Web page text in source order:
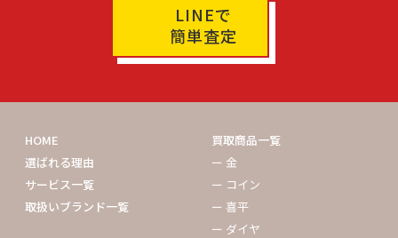
LINEで
簡単査定
HOME
選ばれる理由
サービス一覧
取扱いブランド一覧
買取商品一覧
ー 金
ー コイン
ー 喜平
ー ダイヤ